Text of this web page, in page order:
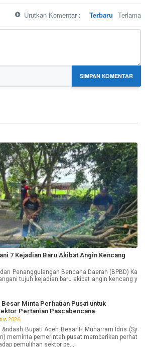
Urutkan Komentar : Terbaru Terlama
SIMPAN KOMENTAR
7 Kejadian Baru Akibat Angin Kencang
Penanggulangan Bencana Daerah (BPBD) Ka
tujuh kejadian baru akibat angin kencang y
Minta Perhatian Pusat untuk
Pertanian Pascabencana
2026
&ndash Bupati Aceh Besar H Muharram Idris (Sy
meminta pemerintah pusat memberikan perhat
pemulihan sektor pe...